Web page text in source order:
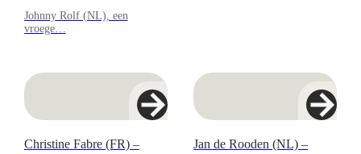
Johnny Rolf (NL), een
vroege…
Christine Fabre (FR) –
Jan de Rooden (NL) –